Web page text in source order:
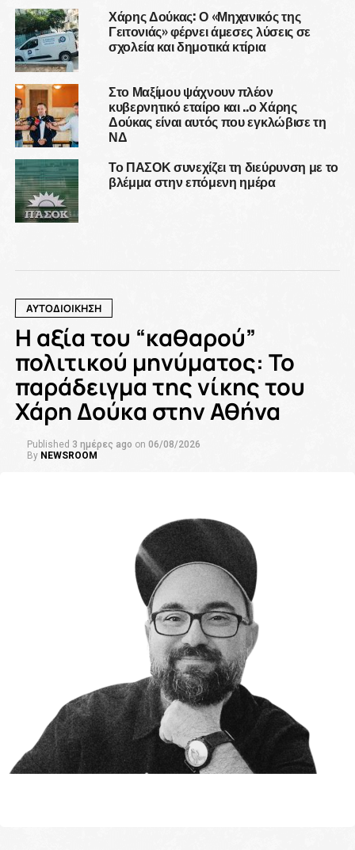
Χάρης Δούκας: Ο «Μηχανικός της
Γειτονιάς» φέρνει άμεσες λύσεις σε
σχολεία και δημοτικά κτίρια
Στο Μαξίμου ψάχνουν πλέον
κυβερνητικό εταίρο και ..ο Χάρης
Δούκας είναι αυτός που εγκλώβισε τη
ΝΔ
Το ΠΑΣΟΚ συνεχίζει τη διεύρυνση με το
βλέμμα στην επόμενη ημέρα
ΑΥΤΟΔΙΟΙΚΗΣΗ
Η αξία του “καθαρού”
πολιτικού μηνύματος: Το
παράδειγμα της νίκης του
Χάρη Δούκα στην Αθήνα
Published 3 ημέρες ago on 06/08/2026
By NEWSROOM